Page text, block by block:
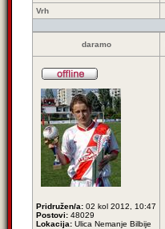
Vrh
daramo
Pridružen/a: 02 kol 2012, 10:47
Postovi: 48029
Lokacija: Ulica Nemanje Bilbije